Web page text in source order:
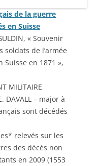
de la guerre
en Suisse
« Souvenir
de l’armée
en 1871 »,
MILITAIRE
DAVALL – major à
sont décédés
relevés sur les
des décès non
en 2009 (1553